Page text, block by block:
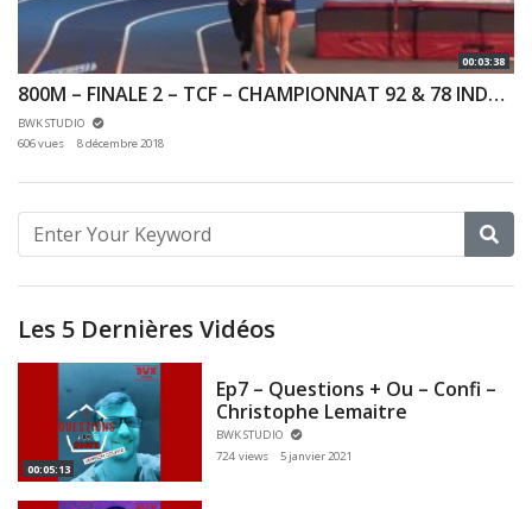
00:03:38
800M – FINALE 2 – TCF – CHAMPIONNAT 92 & 78 INDOOR 02/12/2018 – EAUBONNE
BWK STUDIO
606 vues
8 décembre 2018
Les 5 Dernières Vidéos
00:05:13
Ep7 – Questions + Ou – Confi –
Christophe Lemaitre
BWK STUDIO
724 views
5 janvier 2021